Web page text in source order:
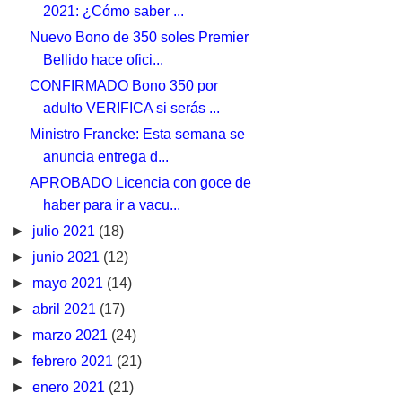
2021: ¿Cómo saber ...
Nuevo Bono de 350 soles Premier
Bellido hace ofici...
CONFIRMADO Bono 350 por
adulto VERIFICA si serás ...
Ministro Francke: Esta semana se
anuncia entrega d...
APROBADO Licencia con goce de
haber para ir a vacu...
► julio 2021 (18)
► junio 2021 (12)
► mayo 2021 (14)
►abril 2021 (17)
► marzo 2021 (24)
►febrero 2021 (21)
►enero 2021 (21)